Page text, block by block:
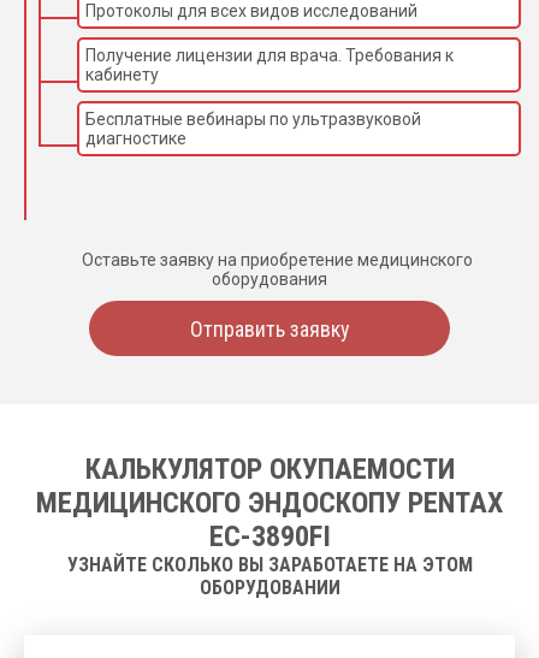
Протоколы для всех видов исследований
Получение лицензии для врача. Требования к
кабинету
Бесплатные вебинары по ультразвуковой
диагностике
Оставьте заявку на приобретение медицинского
оборудования
Отправить заявку
КАЛЬКУЛЯТОР ОКУПАЕМОСТИ
МЕДИЦИНСКОГО ЭНДОСКОПУ PENTAX
EC-3890FI
УЗНАЙТЕ СКОЛЬКО ВЫ ЗАРАБОТАЕТЕ НА ЭТОМ
ОБОРУДОВАНИИ